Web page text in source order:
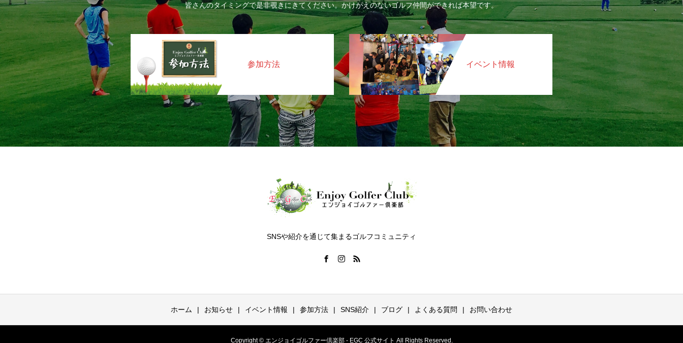
皆さんのタイミングで是非覗きにきてください。かけがえのないゴルフ仲間ができれば本望です。
参加方法 イベント情報
SNSや紹介を通じて集まるゴルフコミュニティ
ホーム お知らせ イベント情報 参加方法 SNS紹介 ブログ よくある質問 お問い合わせ
Copyright © エンジョイゴルファー倶楽部 - EGC 公式サイト All Rights Reserved.